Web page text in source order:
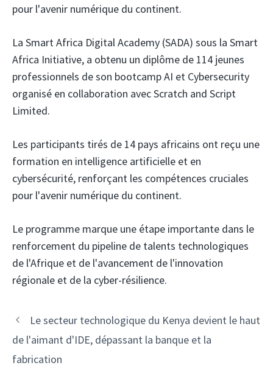
pour l'avenir numérique du continent.
La Smart Africa Digital Academy (SADA) sous la Smart
Africa Initiative, a obtenu un diplôme de 114 jeunes
professionnels de son bootcamp AI et Cybersecurity
organisé en collaboration avec Scratch and Script
Limited.
Les participants tirés de 14 pays africains ont reçu une
formation en intelligence artificielle et en
cybersécurité, renforçant les compétences cruciales
pour l'avenir numérique du continent.
Le programme marque une étape importante dans le
renforcement du pipeline de talents technologiques
de l'Afrique et de l'avancement de l'innovation
régionale et de la cyber-résilience.
Navigation
des
Le secteur technologique du Kenya devient le haut
de l'aimant d'IDE, dépassant la banque et la
fabrication